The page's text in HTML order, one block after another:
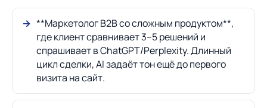
**Маркетолог B2B со сложным продуктом**,
где клиент сравнивает 3–5 решений и
спрашивает в ChatGPT/Perplexity. Длинный
цикл сделки, AI задаёт тон ещё до первого
визита на сайт.